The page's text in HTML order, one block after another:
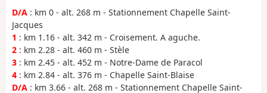
D/A : km 0 - alt. 268 m - Stationnement Chapelle Saint-
Jacques
1 : km 1.16 - alt. 342 m - Croisement. A aguche.
2 : km 2.28 - alt. 460 m - Stèle
3 : km 2.45 - alt. 452 m - Notre-Dame de Paracol
4 : km 2.84 - alt. 376 m - Chapelle Saint-Blaise
D/A : km 3.66 - alt. 268 m - Stationnement Chapelle Saint-